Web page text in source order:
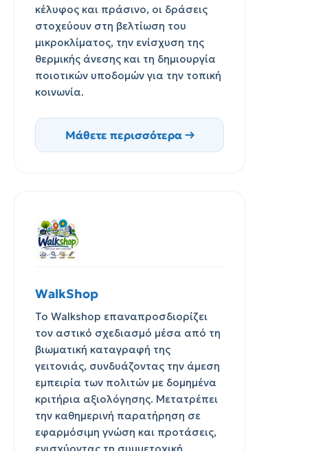
κέλυφος και πράσινο, οι δράσεις
στοχεύουν στη βελτίωση του
μικροκλίματος, την ενίσχυση της
θερμικής άνεσης και τη δημιουργία
ποιοτικών υποδομών για την τοπική
κοινωνία.
Μάθετε περισσότερα →
WalkShop
Το Walkshop επαναπροσδιορίζει
τον αστικό σχεδιασμό μέσα από τη
βιωματική καταγραφή της
γειτονιάς, συνδυάζοντας την άμεση
εμπειρία των πολιτών με δομημένα
κριτήρια αξιολόγησης. Μετατρέπει
την καθημερινή παρατήρηση σε
εφαρμόσιμη γνώση και προτάσεις,
ενισχύοντας τη συμμετοχική